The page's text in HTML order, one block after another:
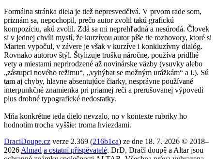
Formálna stránka diela je tiež nepresvedčivá. V prvom rade som,
priznám sa, nepochopil, prečo autor zvolil takú grafickú
kompozíciu, akú zvolil. Zdá sa mi neprehľadná a nesúrodá. Človek
si v jednej chvíli myslí, že kurzívou autor píše tie rozhovory, ktoré si
Marten vypočul, v závere je však v kurzíve i konkluzívny dialóg.
Rovnako autorov štýl. Štylizuje trošku náročne, používa pridlhé
vety a miestami neprirodzené až novinárske väzby (vsuvky alebo
„zástupci nového režimu“, „vyhýbat se možným urážkám“ a i.). Sú
tam aj chyby, hlavne absentujúce čiarky, nesprávne používané
interpunkčné znamienka pri priamej reči a prerušovanej výpovedi
plus drobné typografické nedostatky.
Mňa konkrétne teda dielo nevzalo, no v kontexte rubriky ho
hodnotím trocha vyššie: troma hviezdami.
DraciDoupe.cz verze 2.369 (216b1ca) ze dne 18. 7. 2026 © 2018–
2026 Almad a ostatní přispěvatelé. DrD, Dračí doupě a Altar jsou